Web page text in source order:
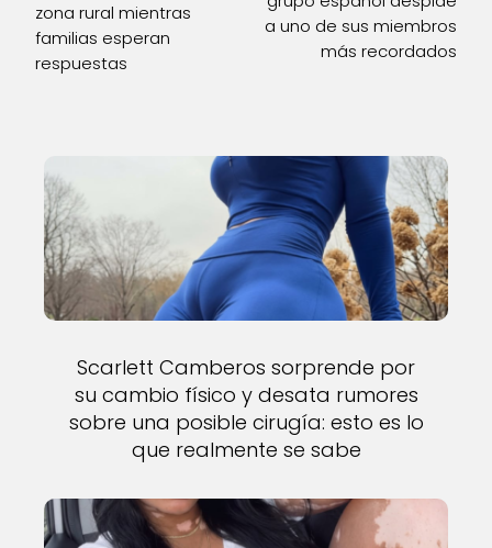
zona rural mientras
familias esperan
respuestas
a uno de sus miembros
más recordados
Scarlett Camberos sorprende por
su cambio físico y desata rumores
sobre una posible cirugía: esto es lo
que realmente se sabe